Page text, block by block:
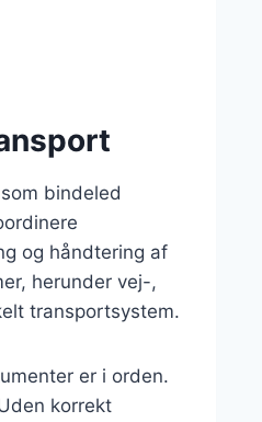
bindeled
og håndtering af
herunder vej-,
transportsystem.
er i orden.
korrekt